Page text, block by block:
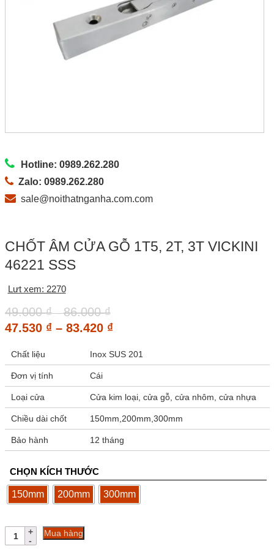
Hotline: 0989.262.280
Zalo: 0989.262.280
sale@noithatnganha.com.com
CHỐT ÂM CỬA GỖ 1T5, 2T, 3T VICKINI
46221 SSS
Lưt xem: 2270
49.000₫ – 86.000₫Khoảng
giá:
49.000 ₫
đến
47.530 ₫ – 83.420 ₫Khoảng
từ
đến
83.420 ₫
Chất liệu Inox SUS 201
Đơn vị tính Cái
Loại cửa Cửa kim loại, cửa gỗ, cửa nhôm, cửa nhựa
Chiều dài chốt 150mm,200mm,300mm
Bảo hành 12 tháng
CHỌN KÍCH THƯỚC
150mm 200mm 300mm
Chốt
âm
Mua hàng